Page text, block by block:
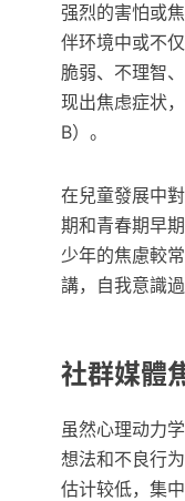
强烈的害怕或
伴环境中或不
脆弱、不理智
现出焦虑症状
B）。
在兒童發展中
期和青春期早
少年的焦慮較
講，自我意識
社群媒體
虽然心理动力
想法和不良行
估计较低，集